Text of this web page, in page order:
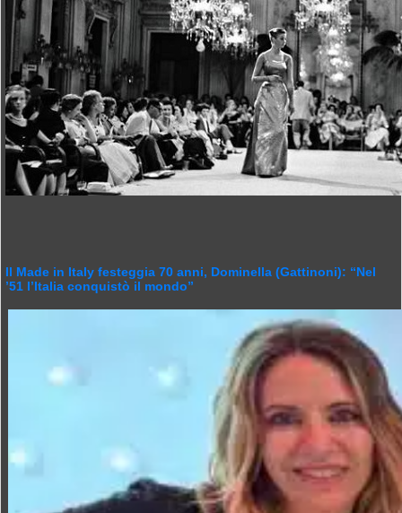
Il Made in Italy festeggia 70 anni, Dominella (Gattinoni): “Nel
’51 l’Italia conquistò il mondo”